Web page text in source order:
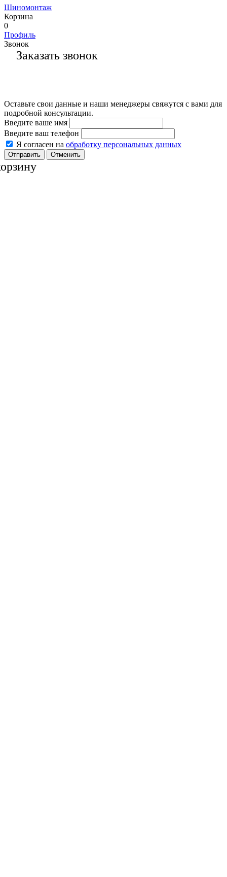
Шиномонтаж
Корзина
0
Профиль
Звонок
Заказать звонок
Оставьте свои данные и наши менеджеры свяжутся с вами для
подробной консультации.
Введите ваше имя
Введите ваш телефон
Я согласен на обработку персональных данных
Отменить